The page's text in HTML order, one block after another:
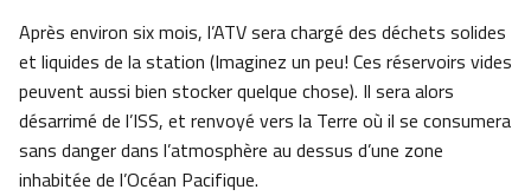
Après environ six mois, l’ATV sera chargé des déchets solides
et liquides de la station (Imaginez un peu! Ces réservoirs vides
peuvent aussi bien stocker quelque chose). Il sera alors
désarrimé de l’ISS, et renvoyé vers la Terre où il se consumera
sans danger dans l’atmosphère au dessus d’une zone
inhabitée de l’Océan Pacifique.